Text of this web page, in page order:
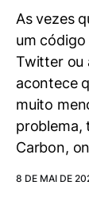
As vezes
um código
Twitter ou
acontece
muito
problema,
Carbon,
8 DE MAI DE